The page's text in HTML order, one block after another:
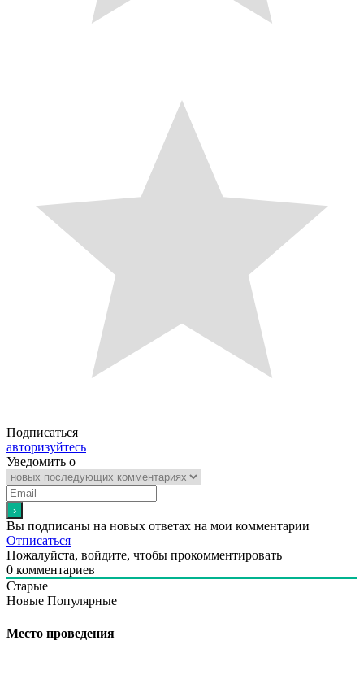
Подписаться
авторизуйтесь
Уведомить о
Вы подписаны на новых ответах на мои комментарии |
Отписаться
Пожалуйста, войдите, чтобы прокомментировать
0 комментариев
Старые
Новые Популярные
Место проведения